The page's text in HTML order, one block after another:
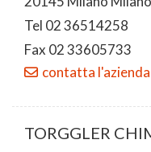
Tel 02 36514258
Fax 02 33605733
contatta l'azienda
TORGGLER